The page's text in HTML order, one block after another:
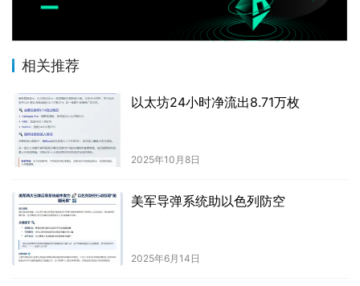
相关推荐
以太坊24小时净流出8.71万枚
2025年10月8日
美军导弹系统助以色列防空
2025年6月14日